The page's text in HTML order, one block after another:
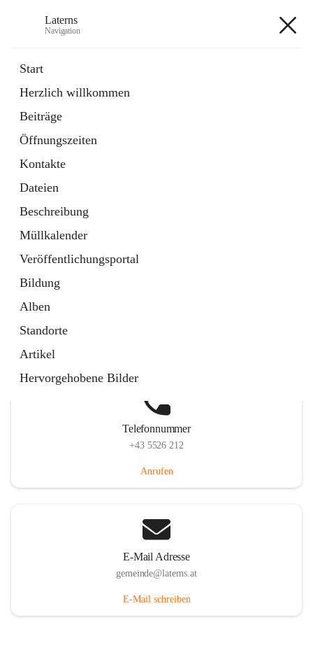
Laterns
Navigation
Start
Herzlich willkommen
Beiträge
Öffnungszeiten
Kontakte
Dateien
Beschreibung
Müllkalender
Veröffentlichungsportal
Bildung
Alben
Standorte
Artikel
Hervorgehobene Bilder
11 Schnellzugriffe
Soziales
1 Schnellzugriff
Telefonnummer
+43 5526 212
Anrufen
E-Mail Adresse
gemeinde@laterns.at
E-Mail schreiben